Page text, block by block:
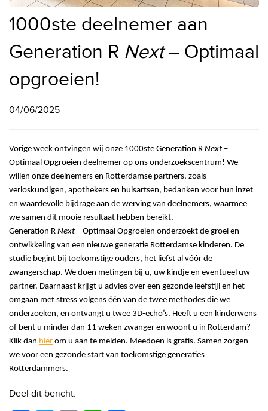
1000ste deelnemer aan
Generation R Next– Optimaal
opgroeien!
04/06/2025
Vorige week ontvingen wij onze 1000ste Generation R Next –
Optimaal Opgroeien deelnemer op ons onderzoekscentrum! We
willen onze deelnemers en Rotterdamse partners, zoals
verloskundigen, apothekers en huisartsen, bedanken voor hun inzet
en waardevolle bijdrage aan de werving van deelnemers, waarmee
we samen dit mooie resultaat hebben bereikt.
Generation R Next – Optimaal Opgroeien onderzoekt de groei en
ontwikkeling van een nieuwe generatie Rotterdamse kinderen. De
studie begint bij toekomstige ouders, het liefst al vóór de
zwangerschap. We doen metingen bij u, uw kindje en eventueel uw
partner. Daarnaast krijgt u advies over een gezonde leefstijl en het
omgaan met stress volgens één van de twee methodes die we
onderzoeken, en ontvangt u twee 3D-echo’s. Heeft u een kinderwens
of bent u minder dan 11 weken zwanger en woont u in Rotterdam?
Klik dan hier om u aan te melden. Meedoen is gratis. Samen zorgen
we voor een gezonde start van toekomstige generaties
Rotterdammers.
Deel dit bericht: